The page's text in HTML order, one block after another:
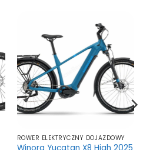
ROWER ELEKTRYCZNY DOJAZDOWY